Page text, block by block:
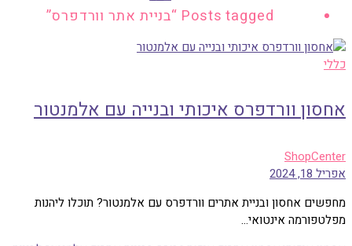
Posts tagged “בניית אתר וורדפרס”
וורדפרס איכותי ובנייה עם אלמנטור
2024
אחסון ובניית אתרים וורדפרס עם אלמנטור? תוכלו ליהנות
אינטואי…